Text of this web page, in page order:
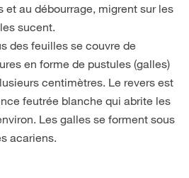
et au débourrage, migrent sur les
sucent.
des feuilles se couvre de
en forme de pustules (galles)
centimètres. Le revers est
feutrée blanche qui abrite les
Les galles se forment sous
acariens.